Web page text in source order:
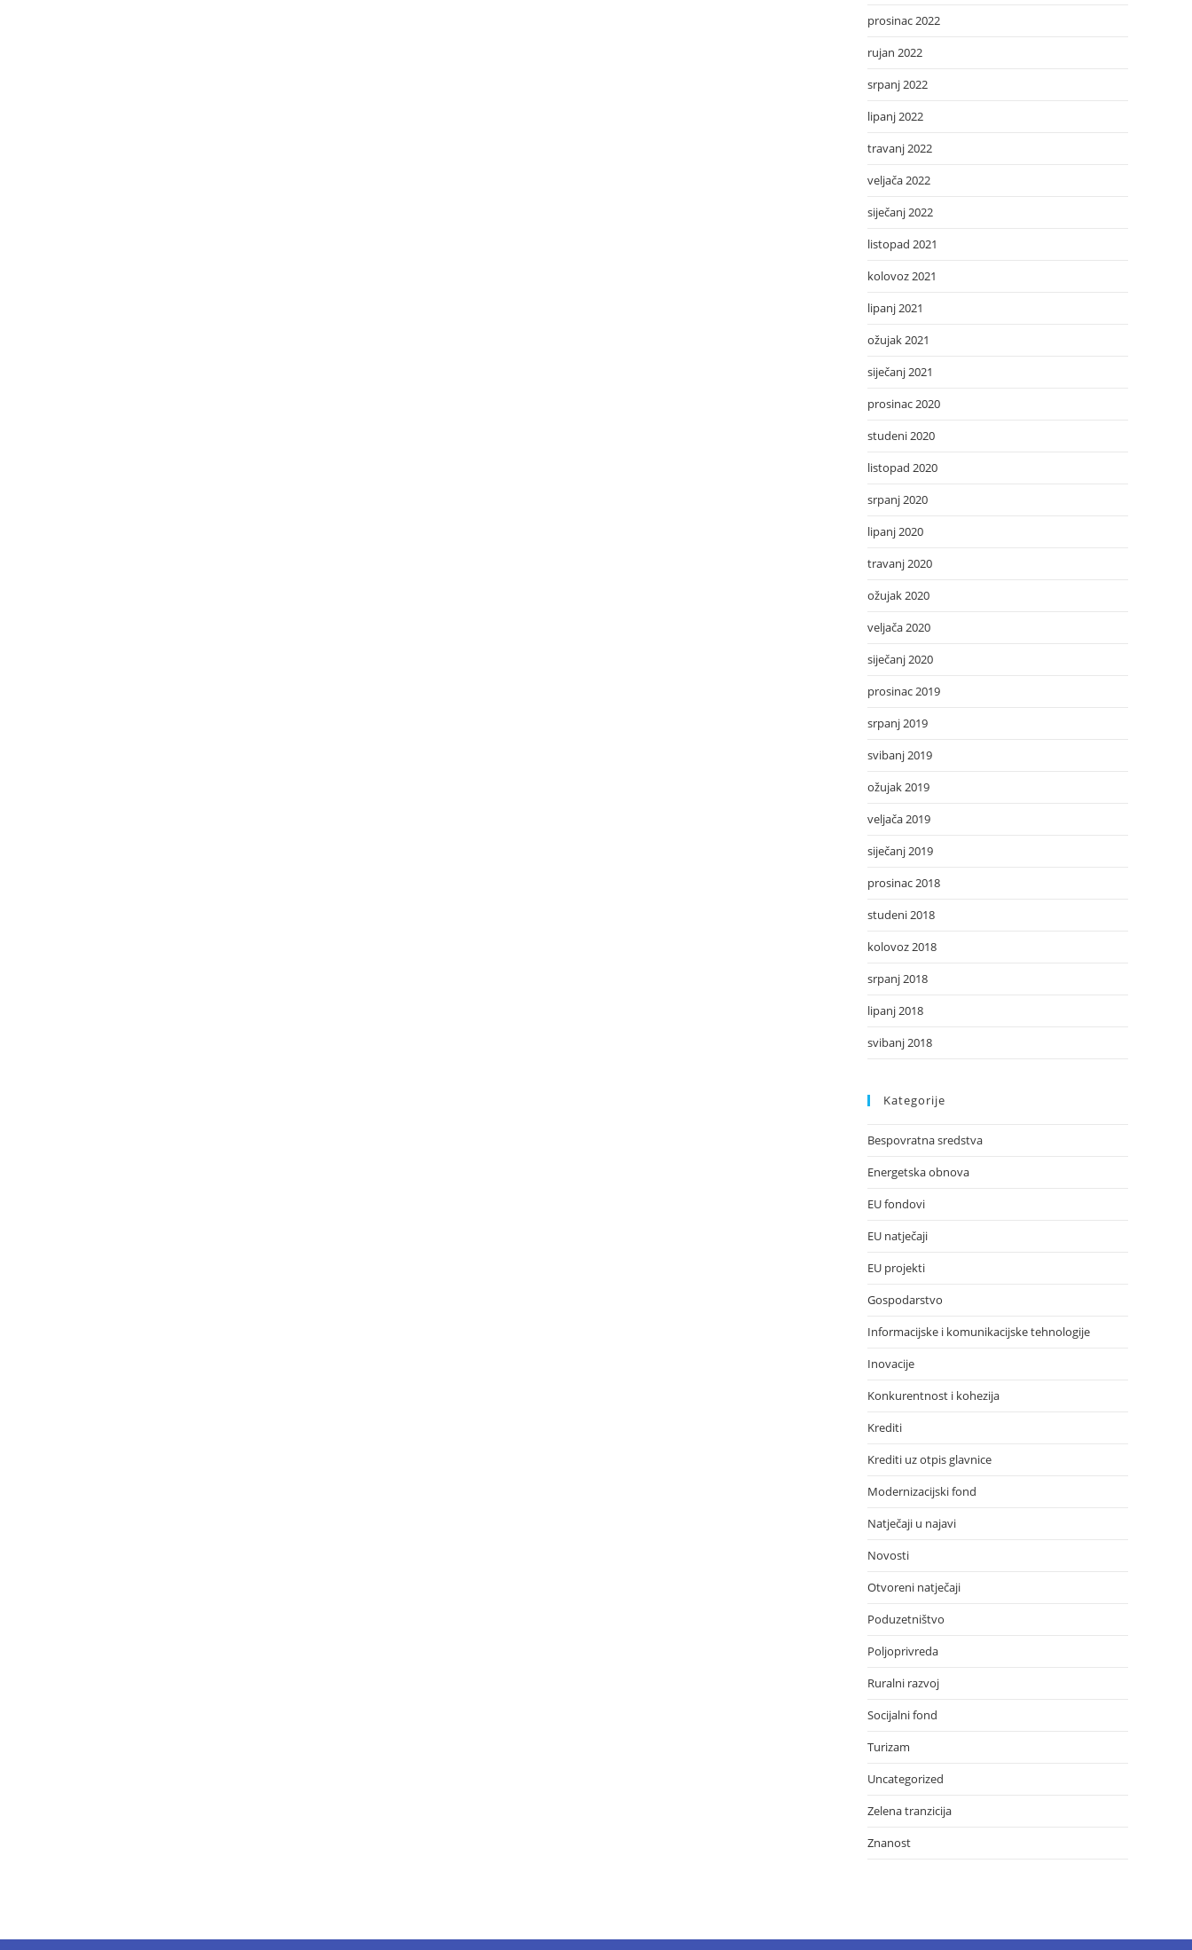
prosinac 2022
rujan 2022
srpanj 2022
lipanj 2022
travanj 2022
veljača 2022
siječanj 2022
listopad 2021
kolovoz 2021
lipanj 2021
ožujak 2021
siječanj 2021
prosinac 2020
studeni 2020
listopad 2020
srpanj 2020
lipanj 2020
travanj 2020
ožujak 2020
veljača 2020
siječanj 2020
prosinac 2019
srpanj 2019
svibanj 2019
ožujak 2019
veljača 2019
siječanj 2019
prosinac 2018
studeni 2018
kolovoz 2018
srpanj 2018
lipanj 2018
svibanj 2018
Kategorije
Bespovratna sredstva
Energetska obnova
EU fondovi
EU natječaji
EU projekti
Gospodarstvo
Informacijske i komunikacijske tehnologije
Inovacije
Konkurentnost i kohezija
Krediti
Krediti uz otpis glavnice
Modernizacijski fond
Natječaji u najavi
Novosti
Otvoreni natječaji
Poduzetništvo
Poljoprivreda
Ruralni razvoj
Socijalni fond
Turizam
Uncategorized
Zelena tranzicija
Znanost